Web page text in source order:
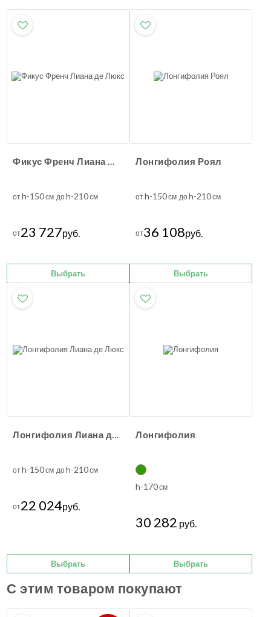
Фикус Френч Лиана де Люкс
отh-150см доh-210см
от23 727руб.
Выбрать
Лонгифолия Роял
отh-150см доh-210см
от36 108руб.
Выбрать
Лонгифолия Лиана де Люкс
отh-150см доh-210см
от22 024руб.
Выбрать
Лонгифолия
h-170см
30 282 руб.
Выбрать
С этим товаром покупают